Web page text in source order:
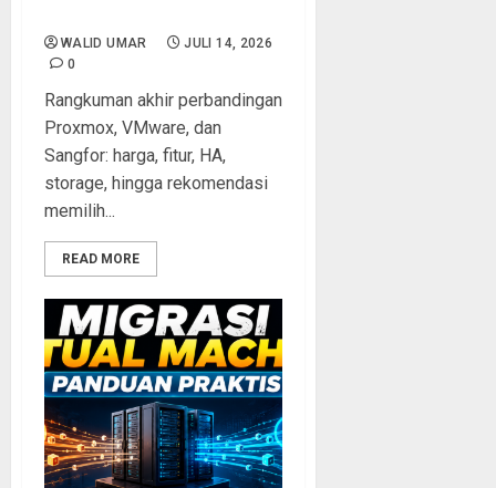
WALID UMAR
JULI 14, 2026
0
Rangkuman akhir perbandingan
Proxmox, VMware, dan
Sangfor: harga, fitur, HA,
storage, hingga rekomendasi
memilih...
READ MORE